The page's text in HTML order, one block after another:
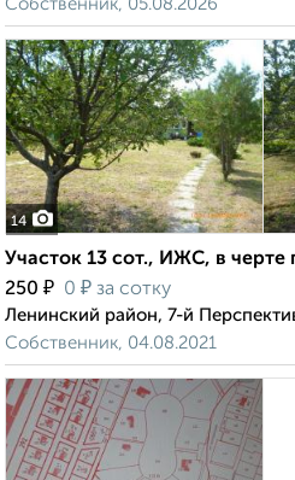
Собственник, 05.08.2026
14
Участок 13 сот., ИЖС, в черте
250 ₽ 0 ₽ за сотку
Ленинский район, 7-й
Собственник, 04.08.2021